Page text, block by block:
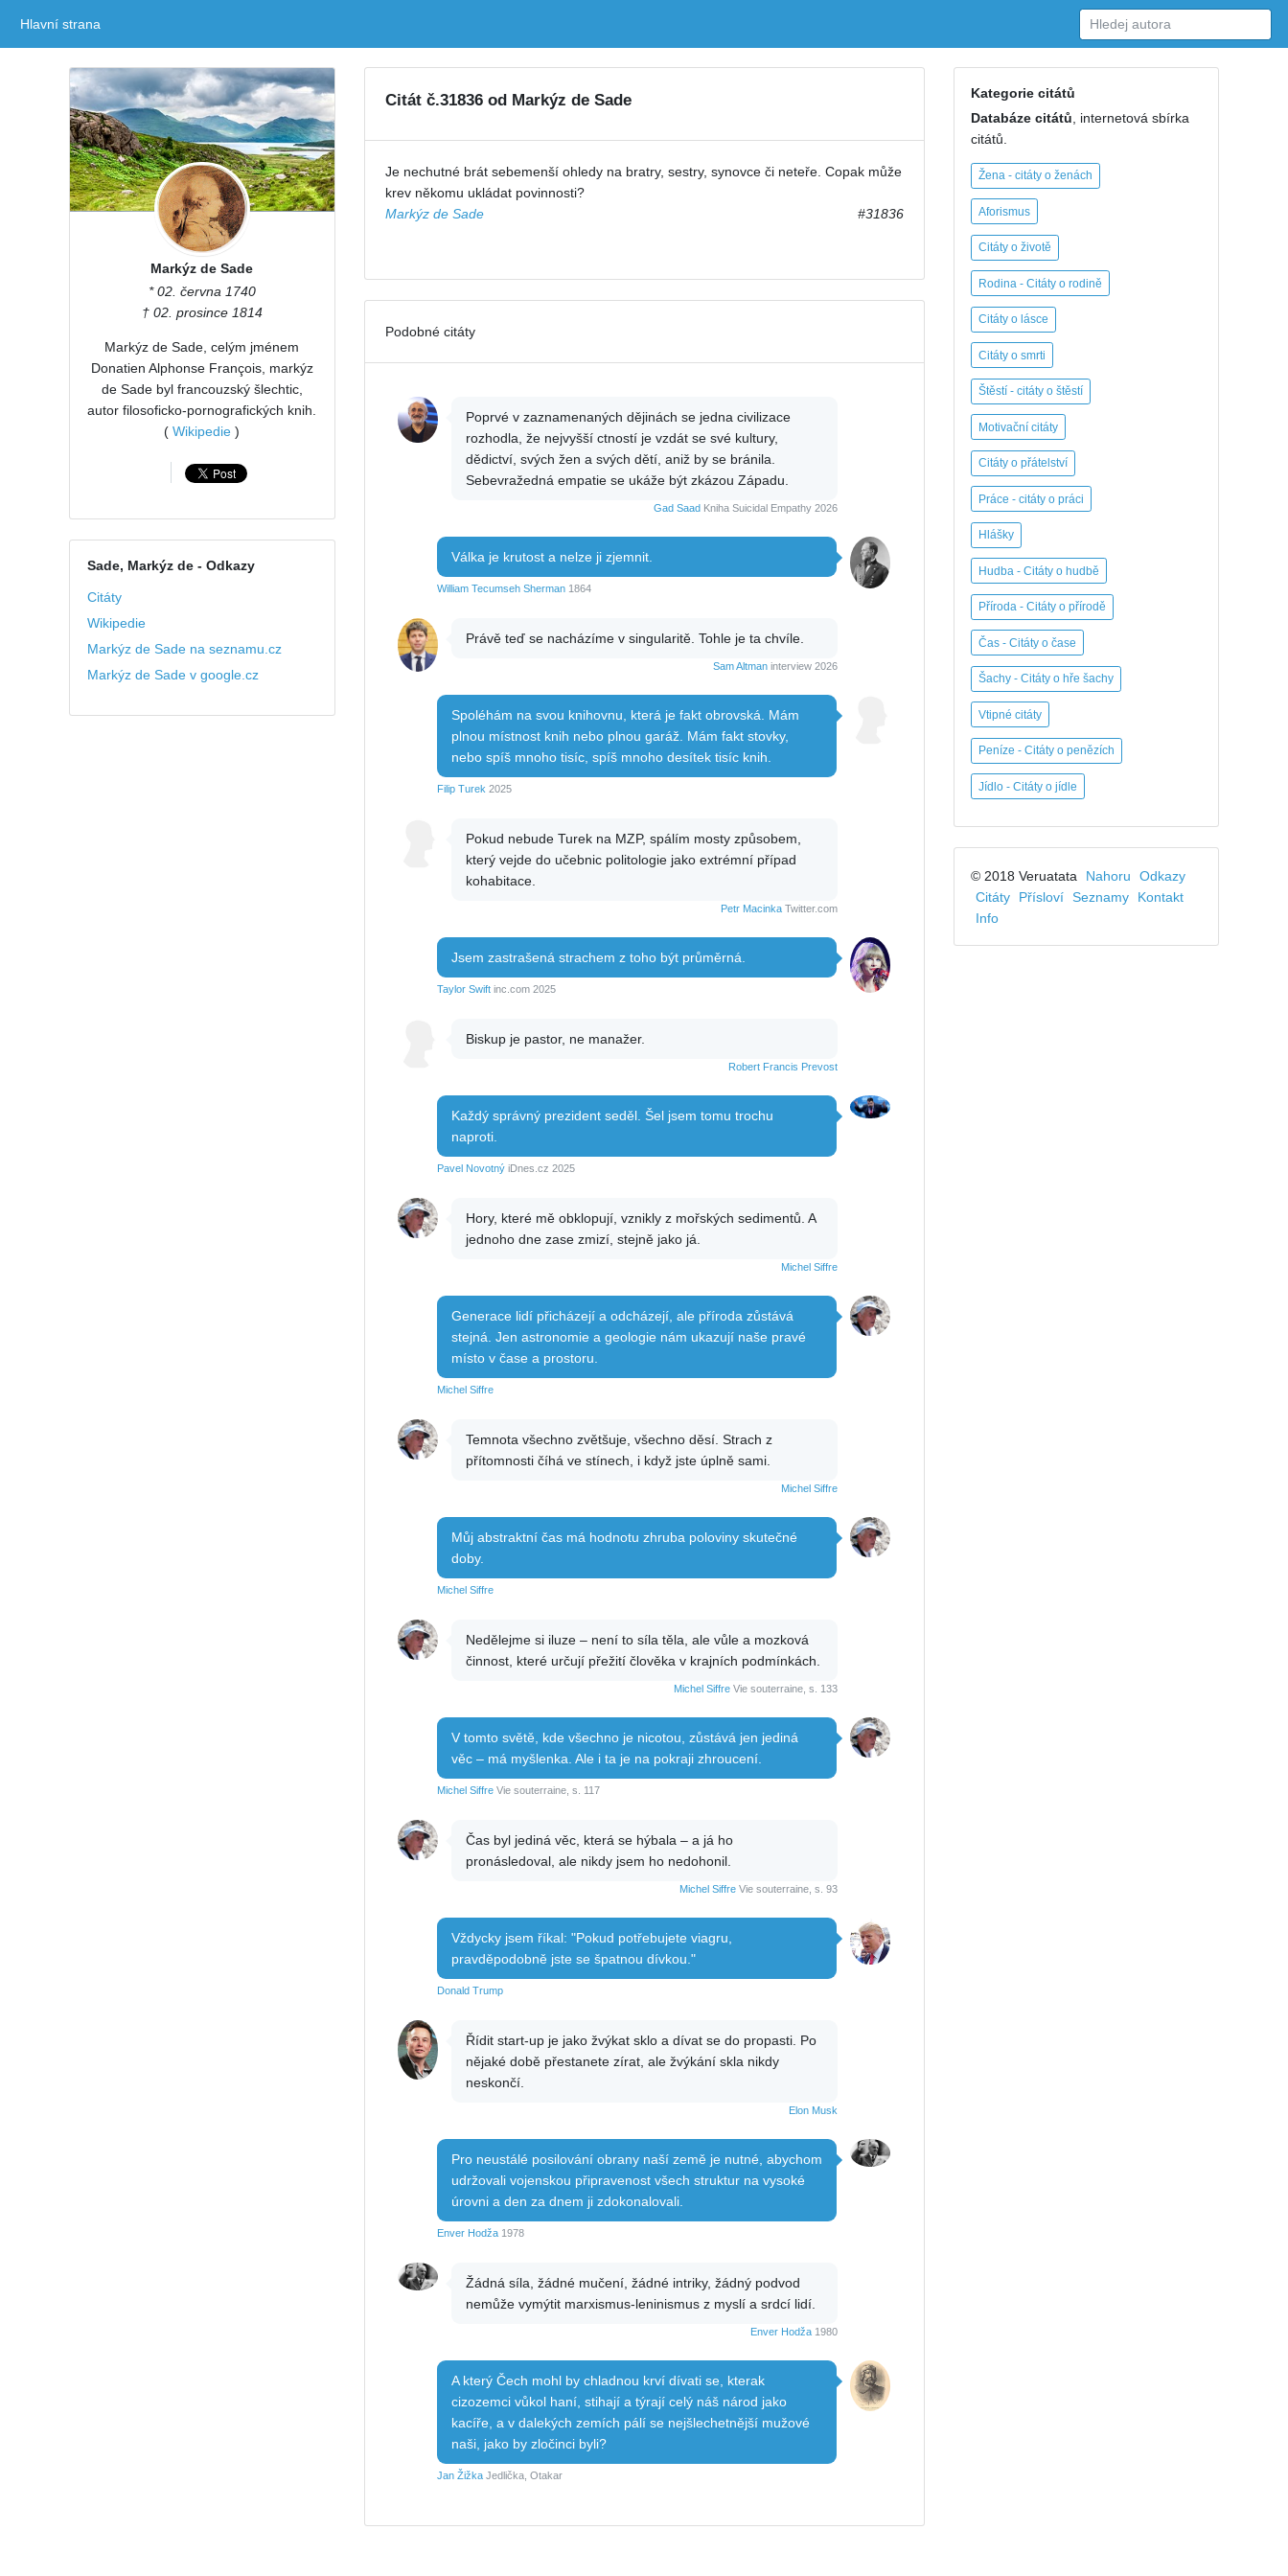
Hlavní strana
Markýz de Sade
* 02. června 1740
† 02. prosince 1814
Markýz de Sade, celým jménem
Donatien Alphonse François, markýz
de Sade byl francouzský šlechtic,
autor filosoficko-pornografických knih.
(Wikipedie )
Sade, Markýz de- Odkazy
Citáty
Wikipedie
Markýz de Sade na seznamu.cz
Markýz de Sade v google.cz
Citát č.31836 od Markýz de Sade
Je nechutné brát sebemenší ohledy na bratry, sestry, synovce či neteře. Copak může
krev někomu ukládat povinnosti?
Markýz de Sade
#31836
Podobné citáty
Poprvé v zaznamenaných dějinách se jedna civilizace
rozhodla, že nejvyšší ctností je vzdát se své kultury,
dědictví, svých žen a svých dětí, aniž by se bránila.
Sebevražedná empatie se ukáže být zkázou Západu.
Gad SaadKniha Suicidal Empathy 2026
Válka je krutost a nelze ji zjemnit.
William Tecumseh Sherman1864
Právě teď se nacházíme v singularitě. Tohle je ta chvíle.
Sam Altmaninterview 2026
Spoléhám na svou knihovnu, která je fakt obrovská. Mám
plnou místnost knih nebo plnou garáž. Mám fakt stovky,
nebo spíš mnoho tisíc, spíš mnoho desítek tisíc knih.
Filip Turek 2025
Pokud nebude Turek na MZP, spálím mosty způsobem,
který vejde do učebnic politologie jako extrémní případ
kohabitace.
Petr MacinkaTwitter.com
Jsem zastrašená strachem z toho být průměrná.
Taylor Swiftinc.com 2025
Biskup je pastor, ne manažer.
Robert Francis Prevost
Každý správný prezident seděl. Šel jsem tomu trochu
naproti.
Pavel NovotnýiDnes.cz 2025
Hory, které mě obklopují, vznikly z mořských sedimentů. A
jednoho dne zase zmizí, stejně jako já.
Michel Siffre
Generace lidí přicházejí a odcházejí, ale příroda zůstává
stejná. Jen astronomie a geologie nám ukazují naše pravé
místo v čase a prostoru.
Michel Siffre
Temnota všechno zvětšuje, všechno děsí. Strach z
přítomnosti číhá ve stínech, i když jste úplně sami.
Michel Siffre
Můj abstraktní čas má hodnotu zhruba poloviny skutečné
doby.
Michel Siffre
Nedělejme si iluze – není to síla těla, ale vůle a mozková
činnost, které určují přežití člověka v krajních podmínkách.
Michel SiffreVie souterraine, s. 133
V tomto světě, kde všechno je nicotou, zůstává jen jediná
věc – má myšlenka. Ale i ta je na pokraji zhroucení.
Michel SiffreVie souterraine, s. 117
Čas byl jediná věc, která se hýbala – a já ho
pronásledoval, ale nikdy jsem ho nedohonil.
Michel SiffreVie souterraine, s. 93
Vždycky jsem říkal: "Pokud potřebujete viagru,
pravděpodobně jste se špatnou dívkou."
Donald Trump
Řídit start-up je jako žvýkat sklo a dívat se do propasti. Po
nějaké době přestanete zírat, ale žvýkání skla nikdy
neskončí.
Elon Musk
Pro neustálé posilování obrany naší země je nutné, abychom
udržovali vojenskou připravenost všech struktur na vysoké
úrovni a den za dnem ji zdokonalovali.
Enver Hodža1978
Žádná síla, žádné mučení, žádné intriky, žádný podvod
nemůže vymýtit marxismus-leninismus z myslí a srdcí lidí.
Enver Hodža1980
A který Čech mohl by chladnou krví dívati se, kterak
cizozemci vůkol haní, stihají a týrají celý náš národ jako
kacíře, a v dalekých zemích pálí se nejšlechetnější mužové
naši, jako by zločinci byli?
Jan ŽižkaJedlička, Otakar
Kategorie citátů
Databáze citátů , internetová sbírka
citátů.
Žena - citáty o ženách
Aforismus
Citáty o životě
Rodina - Citáty o rodině
Citáty o lásce
Citáty o smrti
Štěstí - citáty o štěstí
Motivační citáty
Citáty o přátelství
Práce - citáty o práci
Hlášky
Hudba - Citáty o hudbě
Příroda - Citáty o přírodě
Čas - Citáty o čase
Šachy - Citáty o hře šachy
Vtipné citáty
Peníze - Citáty o penězích
Jídlo - Citáty o jídle
© 2018 Veruatata Nahoru
Odkazy
Citáty
Přísloví Seznamy
Kontakt
Info